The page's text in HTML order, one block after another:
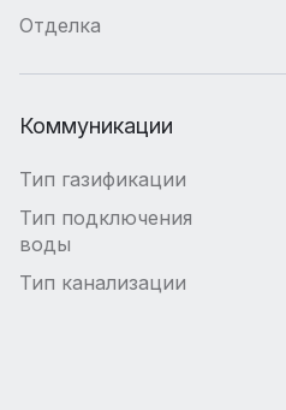
Отделка
Коммуникации
Тип газификации
Тип подключения
воды
Тип канализации